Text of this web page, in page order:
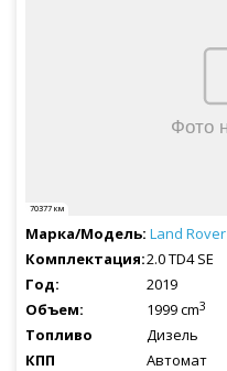
70377 км
Land Rover
2.0 TD4 SE
2019
1999 cm3
Дизель
Автомат